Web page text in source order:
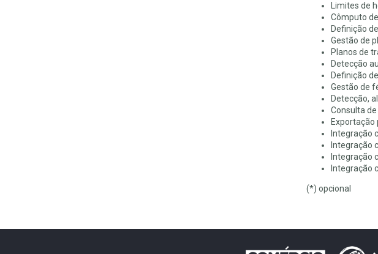
Limites de
Cômputo
Definição
Gestão de
Planos de
Detecção
Definição
Gestão de
Detecção,
Consulta
Exportação
Integração
Integração
Integração
Integração
(*) opcional